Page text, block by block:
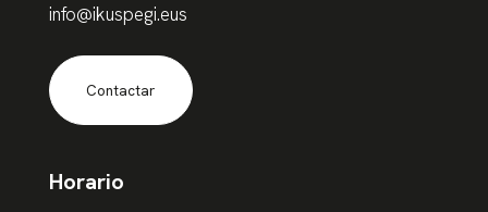
info@ikuspegi.eus
Contactar
Horario